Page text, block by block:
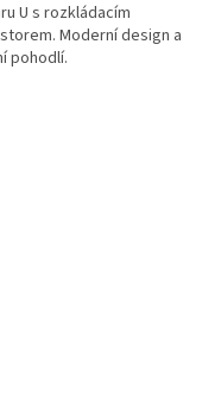
U s rozkládacím
Moderní design a
pohodlí.